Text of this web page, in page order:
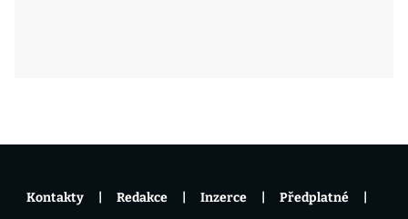
Kontakty Redakce Inzerce Předplatné